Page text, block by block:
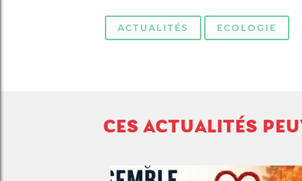
ACTUALITÉS ECOLOGIE
CES ACTUALITÉS